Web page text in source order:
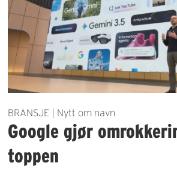
BRANSJE | Nytt om navn
Google gjør
toppen